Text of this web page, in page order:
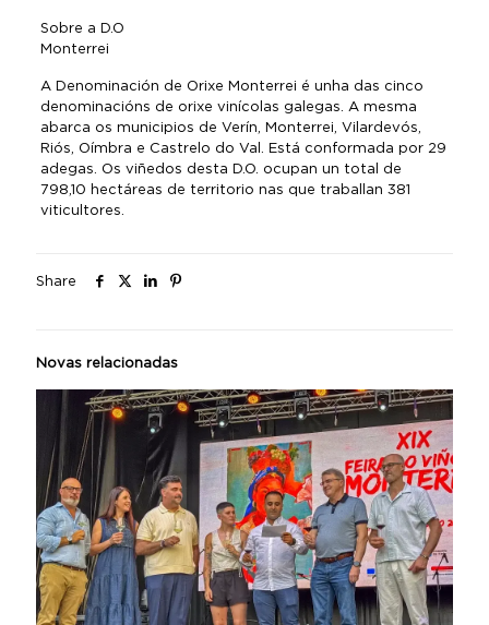
Sobre a D.O
Monterrei
A Denominación de Orixe Monterrei é unha das cinco
denominacións de orixe vinícolas galegas. A mesma
abarca os municipios de Verín, Monterrei, Vilardevós,
Riós, Oímbra e Castrelo do Val. Está conformada por 29
adegas. Os viñedos desta D.O. ocupan un total de
798,10 hectáreas de territorio nas que traballan 381
viticultores.
Share
Novas relacionadas